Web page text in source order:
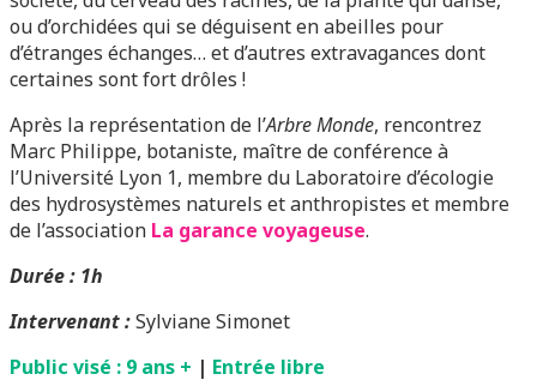
ou d’orchidées qui se déguisent en abeilles pour
d’étranges échanges… et d’autres extravagances dont
certaines sont fort drôles !
Après la représentation de l’Arbre Monde, rencontrez
Marc Philippe, botaniste, maître de conférence à
l’Université Lyon 1, membre du Laboratoire d’écologie
des hydrosystèmes naturels et anthropistes et membre
de l’association La garance voyageuse.
Durée : 1h
Intervenant :Sylviane Simonet
Public visé : 9 ans + | Entrée libre